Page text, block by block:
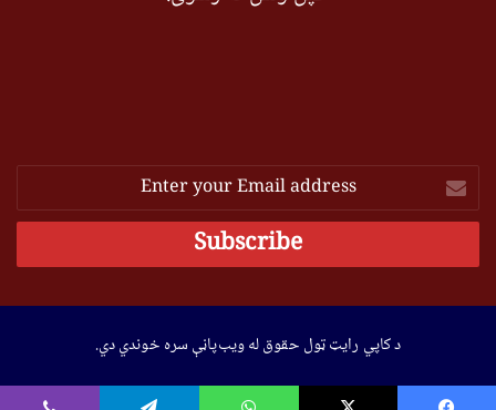
Enter
your
Email
د کاپي رایټ ټول حقوق له ویب‌پاڼې سره خوندي دي.